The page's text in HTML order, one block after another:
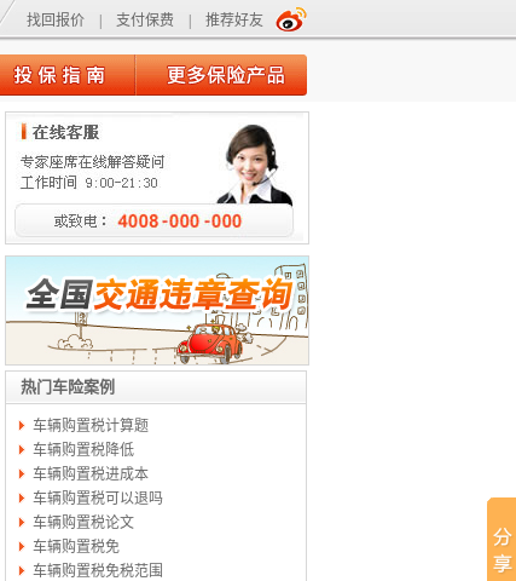
找回报价 支付保费 推荐好友
热门车险案例
车辆购置税计算题
车辆购置税降低
车辆购置税进成本
车辆购置税可以退吗
车辆购置税论文
车辆购置税免
车辆购置税免税范围